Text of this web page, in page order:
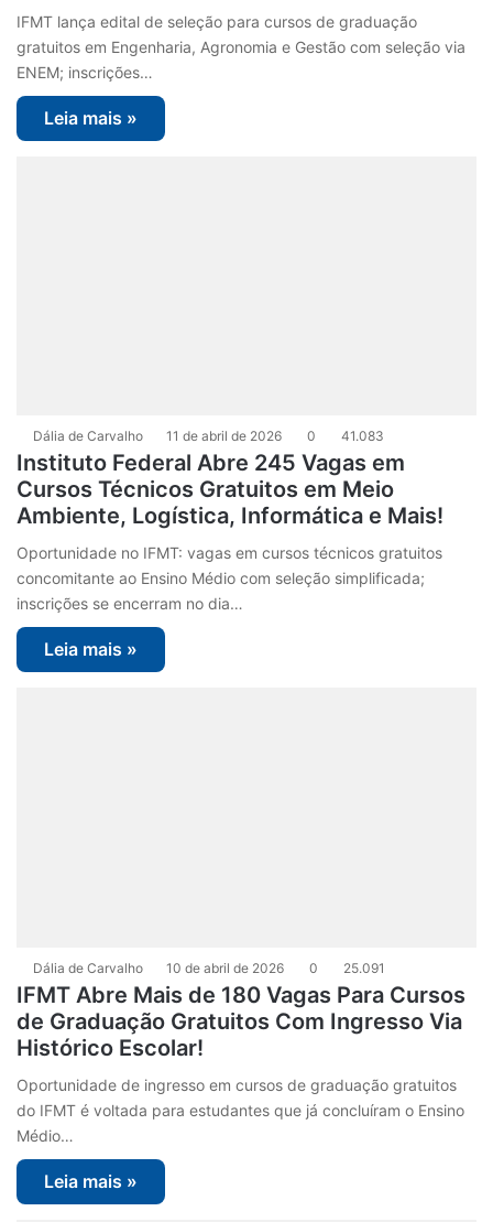
IFMT lança edital de seleção para cursos de graduação
gratuitos em Engenharia, Agronomia e Gestão com seleção via
ENEM; inscrições…
Leia mais »
Dália de Carvalho 11 de abril de 2026 0 41.083
Instituto Federal Abre 245 Vagas em
Cursos Técnicos Gratuitos em Meio
Ambiente, Logística, Informática e Mais!
Oportunidade no IFMT: vagas em cursos técnicos gratuitos
concomitante ao Ensino Médio com seleção simplificada;
inscrições se encerram no dia…
Leia mais »
Dália de Carvalho 10 de abril de 2026 0 25.091
IFMT Abre Mais de 180 Vagas Para Cursos
de Graduação Gratuitos Com Ingresso Via
Histórico Escolar!
Oportunidade de ingresso em cursos de graduação gratuitos
do IFMT é voltada para estudantes que já concluíram o Ensino
Médio…
Leia mais »